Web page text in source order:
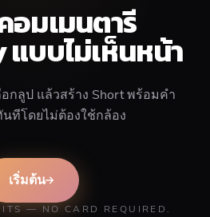
อมเมนตารี
บบไม่เห็นหน้า
กลูป แล้วสร้าง Short พร้อมคำ
ทีโดยไม่ต้องใช้กล้อง
เริ่มต้น
— NO CARD REQUIRED.